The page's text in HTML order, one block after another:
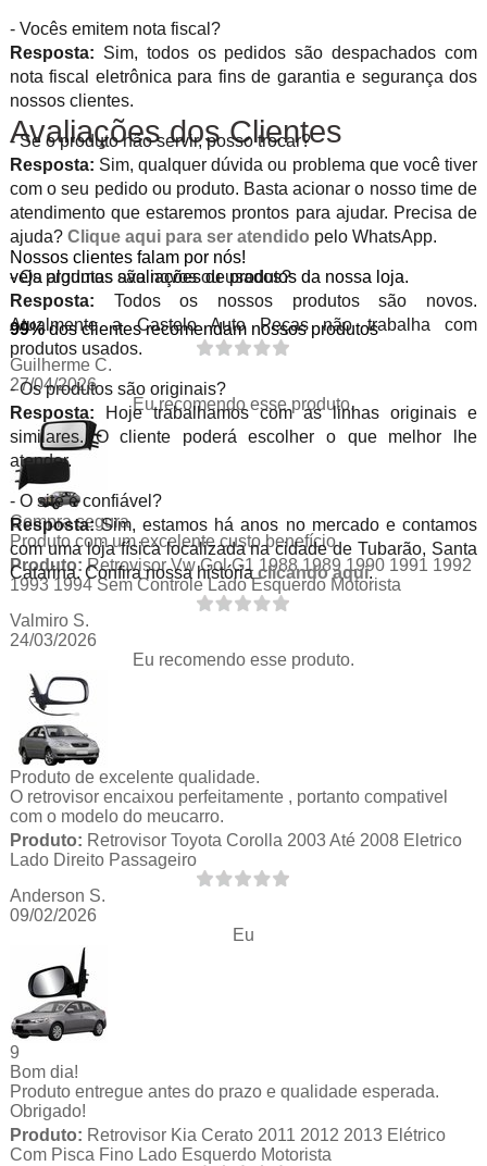
- Vocês emitem nota fiscal?
Resposta: Sim, todos os pedidos são despachados com
nota fiscal eletrônica para fins de garantia e segurança dos
nossos clientes.
- Se o produto não servir, posso trocar?
Resposta: Sim, qualquer dúvida ou problema que você tiver
com o seu pedido ou produto. Basta acionar o nosso time de
atendimento que estaremos prontos para ajudar. Precisa de
ajuda? Clique aqui para ser atendido pelo WhatsApp.
- Os produtos são novos ou usados?
Resposta: Todos os nossos produtos são novos.
Atualmente a Castelo Auto Peças não trabalha com
produtos usados.
- Os produtos são originais?
Resposta: Hoje trabalhamos com as linhas originais e
similares. O cliente poderá escolher o que melhor lhe
atender.
- O site é confiável?
Resposta:Sim, estamos há anos no mercado e contamos
com uma loja física localizada na cidade de Tubarão, Santa
Catarina. Confira nossa históriaclicando aqui.
Avaliações dos Clientes
Nossos clientes falam por nós!
veja algumas avaliações de produtos da nossa loja.
99% dos clientes recomendam nossos produtos
Guilherme C.
27/04/2026
Eu recomendo esse produto.
Compra segura
Produto com um excelente custo benefício
Produto: Retrovisor Vw Gol G1 1988 1989 1990 1991 1992
1993 1994 Sem Controle Lado Esquerdo Motorista
Valmiro S.
24/03/2026
Eu recomendo esse produto.
Produto de excelente qualidade.
O retrovisor encaixou perfeitamente , portanto compativel
com o modelo do meucarro.
Produto: Retrovisor Toyota Corolla 2003 Até 2008 Eletrico
Lado Direito Passageiro
Anderson S.
09/02/2026
Eu
9
Bom dia!
Produto entregue antes do prazo e qualidade esperada.
Obrigado!
Produto: Retrovisor Kia Cerato 2011 2012 2013 Elétrico
Com Pisca Fino Lado Esquerdo Motorista